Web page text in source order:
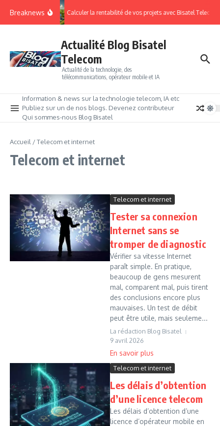
Breaknews Calculer la rentabilité de vos projets avec Bisatel Telecom.
Actualité Blog Bisatel
Telecom
Actualité de la technologie, des
télécommunications, opérateur mobile et IA
Information & news sur la technologie telecom, IA etc
Publiez sur un de nos blogs. Devenez contributeur
Qui sommes-nous Blog Bisatel
Accueil /Telecom et internet
Telecom et internet
Telecom et internet
Tester sa connexion
Internet sans se
tromper de diagnostic
Vérifier sa vitesse Internet
paraît simple. En pratique,
beaucoup de gens mesurent
mal, comparent mal, puis tirent
des conclusions encore plus
mauvaises. Un test de débit
peut être utile, mais seuleme...
La rédaction Blog Bisatel
9 avril 2026
Telecom et internet
Les délais d’obtention
d’une licence telecom
Les délais d’obtention d’une
licence d’opérateur mobile en